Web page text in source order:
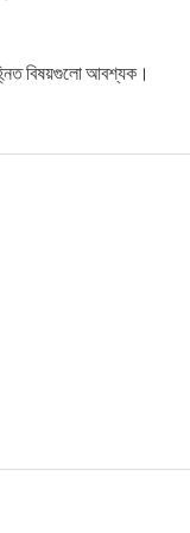
বিষয়গুলো আবশ্যক।